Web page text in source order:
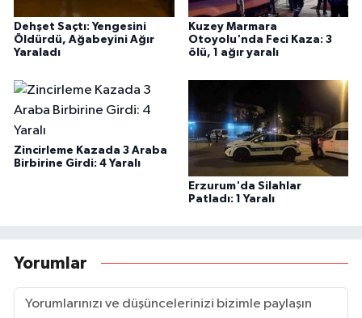
Dehşet Saçtı: Yengesini
Öldürdü, Ağabeyini Ağır
Yaraladı
Kuzey Marmara
Otoyolu'nda Feci Kaza: 3
ölü, 1 ağır yaralı
Zincirleme Kazada 3 Araba
Birbirine Girdi: 4 Yaralı
Erzurum'da Silahlar
Patladı: 1 Yaralı
Yorumlar